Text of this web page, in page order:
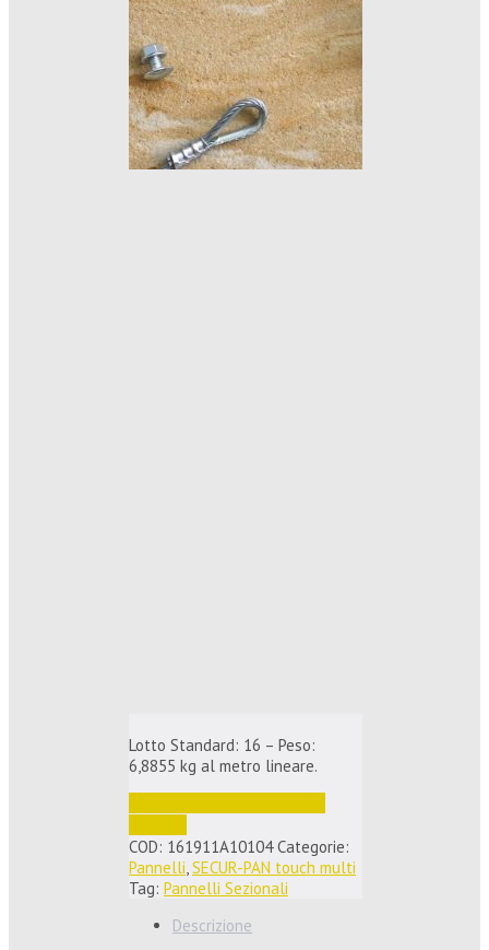
Lotto Standard: 16 – Peso:
6,8855 kg al metro lineare.
COD: 161911A10104 Categorie:
Pannelli,SECUR-PAN touch multi
Tag: Pannelli Sezionali
Descrizione